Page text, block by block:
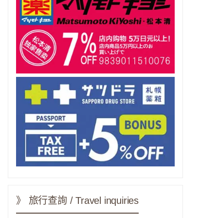
》 旅行查詢 / Travel inquiries